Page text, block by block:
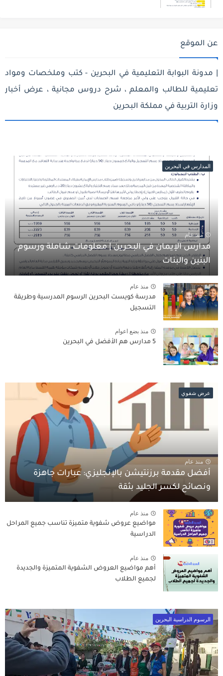
عن الموقع
| مدونة البوابة التعليمية في البحرين - كتب وملخصات ومواد
تعليمية للطالب والمعلم ، شرح دروس مجانية ، عرض أخبار
وزارة التربية في مملكة البحرين
المدارس في البحرين
منذ عام
مدارس الإيمان في البحرين | معلومات شاملة ورسوم
البنين والبنات
منذ عام
مدرسة كويست البحرين الرسوم المدرسية وطريقة
التسجيل
منذ بضع اعوام
5 مدارس هم الأفضل في البحرين
عرض شفوي
منذ عام
أفضل مقدمة برزنتيشن بالإنجليزي: عبارات جاهزة
ونصائح لكسر الجليد بثقة
منذ عام
مواضيع عروض شفوية متميزة تناسب جميع المراحل
الدراسية
منذ عام
أهم مواضيع العروض الشفوية المتميزة والجديدة
لجميع الطلاب
الرسوم الدراسية البحرين